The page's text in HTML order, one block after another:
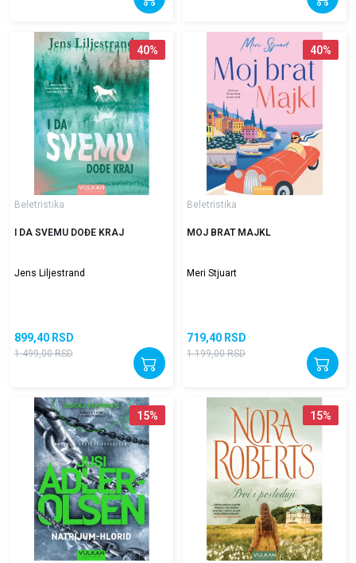
40%
Beletristika
I DA SVEMU DOĐE KRAJ
Jens Liljestrand
899,40 RSD
1.499,00 RSD
40%
Beletristika
MOJ BRAT MAJKL
Meri Stjuart
719,40 RSD
1.199,00 RSD
15% 15%